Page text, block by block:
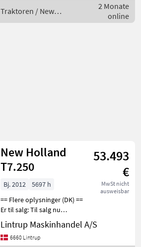
Allgemeinzustand: sehr gut
- T
Traktoren / New
Holland
2 Monate
online
New Holland
T7.250
53.493
€
MwSt nicht
ausweisbar
Bj. 2012
5697 h
== Flere oplysninger (DK) ==
Er til salg: Til salg nu
NewHolland T7.250PC der
er fra 2012 og kun kørt
5697timer. Den har frontlift
Lintrup Maskinhandel A/S
6660 Lintrup